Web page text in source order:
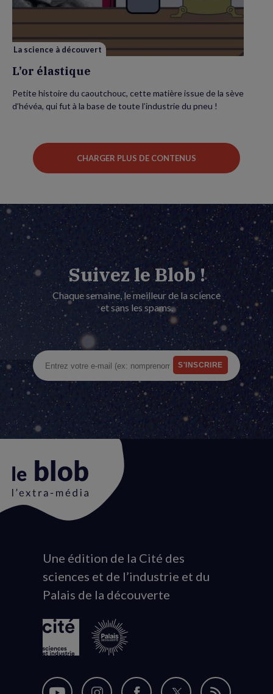
La science à découvert
L’or élastique
Petite histoire du caoutchouc, cette matière issue de la sève
d’hévéa, qui fut à la base de toute l’industrie du pneu !
CHARGER PLUS DE CONTENUS
Suivez le Blob !
Chaque semaine, le meilleur de la science
et sans les spams.
Animation
du
logo
Une édition de la Cité des
sciences et de l’industrie et du
Palais de la découverte